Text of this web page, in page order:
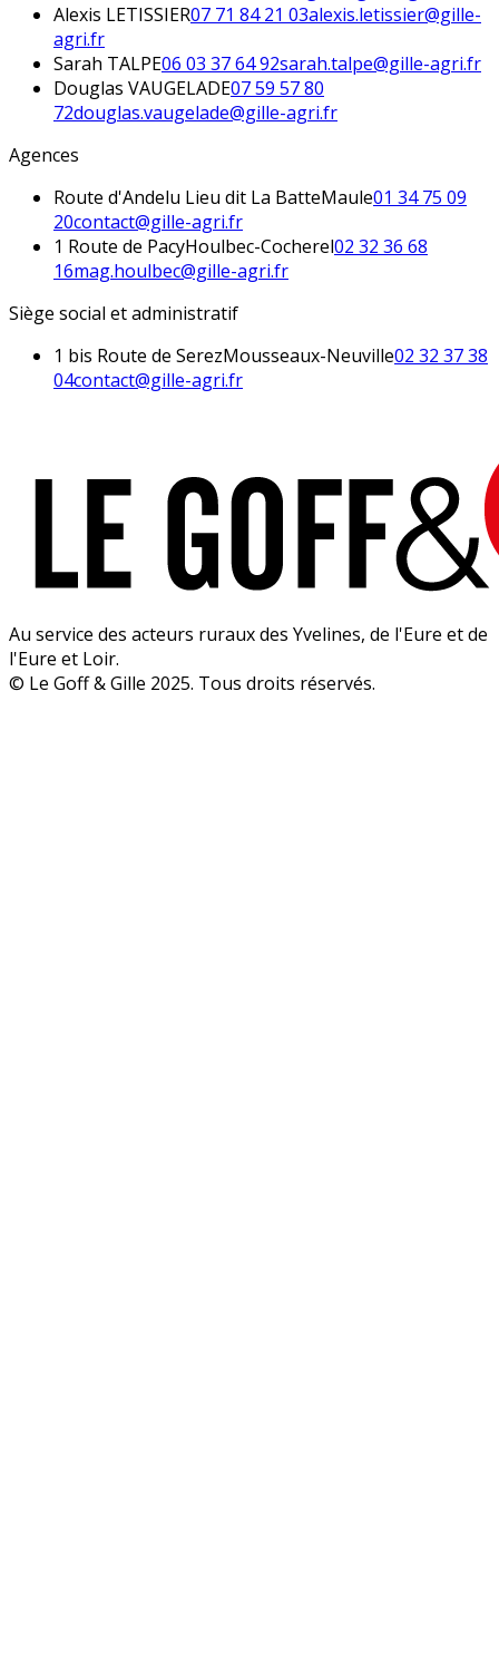
Alexis LETISSIER07 71 84 21 03alexis.letissier@gille-
agri.fr
Sarah TALPE06 03 37 64 92sarah.talpe@gille-agri.fr
Douglas VAUGELADE07 59 57 80
72douglas.vaugelade@gille-agri.fr
Agences
Route d'Andelu Lieu dit La BatteMaule01 34 75 09
20contact@gille-agri.fr
1 Route de PacyHoulbec-Cocherel02 32 36 68
16mag.houlbec@gille-agri.fr
Siège social et administratif
1 bis Route de SerezMousseaux-Neuville02 32 37 38
04contact@gille-agri.fr
Au service des acteurs ruraux des Yvelines, de l'Eure et de
l'Eure et Loir.
© Le Goff & Gille 2025. Tous droits réservés.